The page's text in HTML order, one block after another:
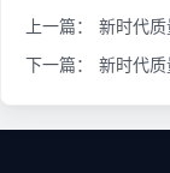
上一篇：
新时代
下一篇：
新时代